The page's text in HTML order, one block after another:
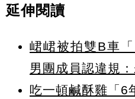
延伸閱讀
峮峮被拍雙B車
男團成員認違規
吃一頓鹹酥雞「